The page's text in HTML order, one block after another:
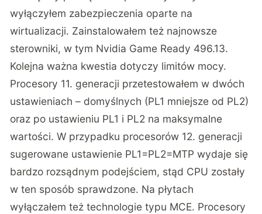
wyłączyłem zabezpieczenia oparte na
wirtualizacji. Zainstalowałem też najnowsze
sterowniki, w tym Nvidia Game Ready 496.13.
Kolejna ważna kwestia dotyczy limitów mocy.
Procesory 11. generacji przetestowałem w dwóch
ustawieniach – domyślnych (PL1 mniejsze od PL2)
oraz po ustawieniu PL1 i PL2 na maksymalne
wartości. W przypadku procesorów 12. generacji
sugerowane ustawienie PL1=PL2=MTP wydaje się
bardzo rozsądnym podejściem, stąd CPU zostały
w ten sposób sprawdzone. Na płytach
wyłączałem też technologie typu MCE. Procesory